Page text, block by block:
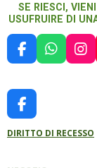
SE RIESCI,
USUFRUIRE DI
F
A
E
B
O
O
W
H
P
I
N
R
F
A
C
DIRITTO DI RECESSO